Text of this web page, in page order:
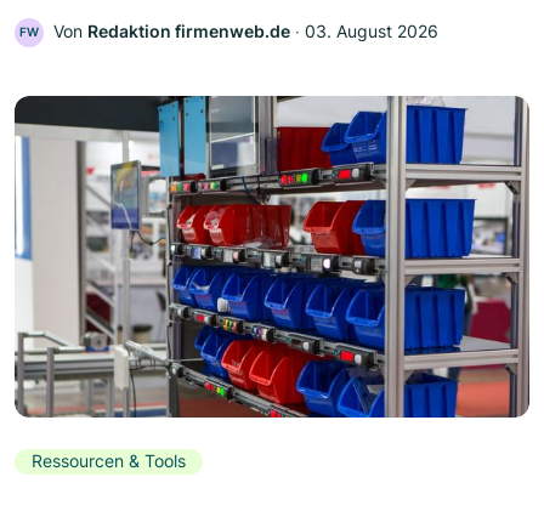
FW Von Redaktion firmenweb.de ‧ 03. August 2026
Ressourcen & Tools